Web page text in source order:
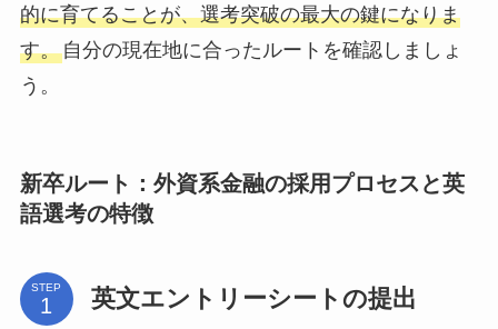
的に育てることが、選考突破の最大の鍵になりま
す。自分の現在地に合ったルートを確認しましょ
う。
新卒ルート：外資系金融の採用プロセスと英
語選考の特徴
STEP 英文エントリーシートの提出